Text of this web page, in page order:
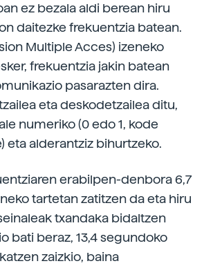
ez bezala aldi berean hiru
daitezke frekuentzia batean.
Multiple Acces) izeneko
frekuentzia jakin batean
pasarazten dira.
eta deskodetzailea ditu,
numeriko (0 edo 1, kode
eta alderantziz bihurtzeko.
erabilpen-denbora 6,7
tartetan zatitzen da eta hiru
txandaka bidaltzen
bati beraz, 13,4 segundoko
zaizkio, baina